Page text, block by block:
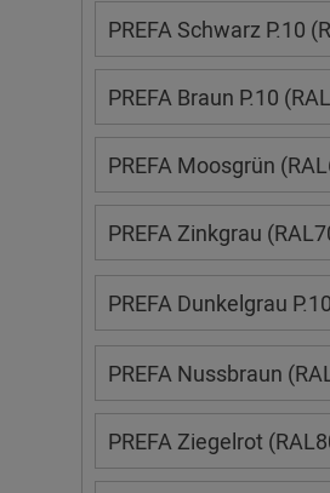
PREFA Schwarz P.10
PREFA Braun P.10
PREFA Moosgrün
PREFA Zinkgrau
PREFA Dunkelgrau
PREFA Nussbraun
PREFA Ziegelrot